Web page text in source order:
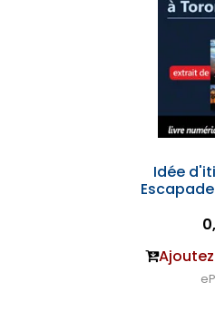
Idée